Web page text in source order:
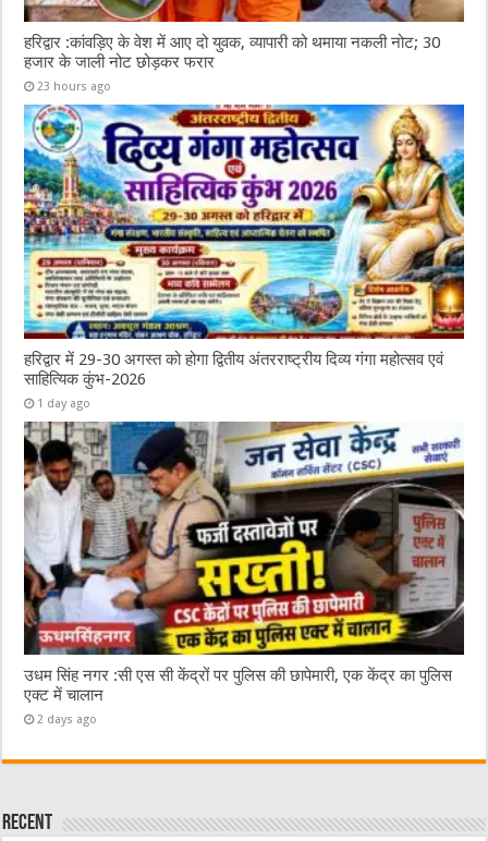
हरिद्वार :कांवड़िए के वेश में आए दो युवक, व्यापारी को थमाया नकली नोट; 30
हजार के जाली नोट छोड़कर फरार
23 hours ago
हरिद्वार में 29-30 अगस्त को होगा द्वितीय अंतरराष्ट्रीय दिव्य गंगा महोत्सव एवं
साहित्यिक कुंभ-2026
1 day ago
उधम सिंह नगर :सी एस सी केंद्रों पर पुलिस की छापेमारी, एक केंद्र का पुलिस
एक्ट में चालान
2 days ago
Recent